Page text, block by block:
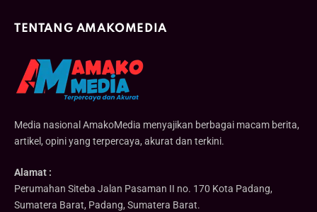
TENTANG AMAKOMEDIA
Media nasional AmakoMedia menyajikan berbagai macam berita,
artikel, opini yang terpercaya, akurat dan terkini.
Alamat :
Perumahan Siteba Jalan Pasaman II no. 170 Kota Padang,
Sumatera Barat, Padang, Sumatera Barat.